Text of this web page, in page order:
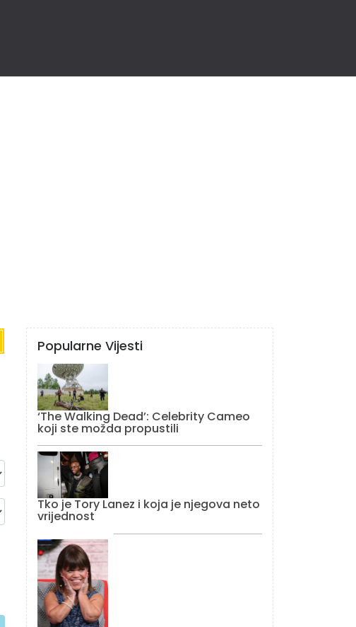
Popularne Vijesti
‘The Walking Dead’: Celebrity Cameo
koji ste možda propustili
Tko je Tory Lanez i koja je njegova neto
vrijednost